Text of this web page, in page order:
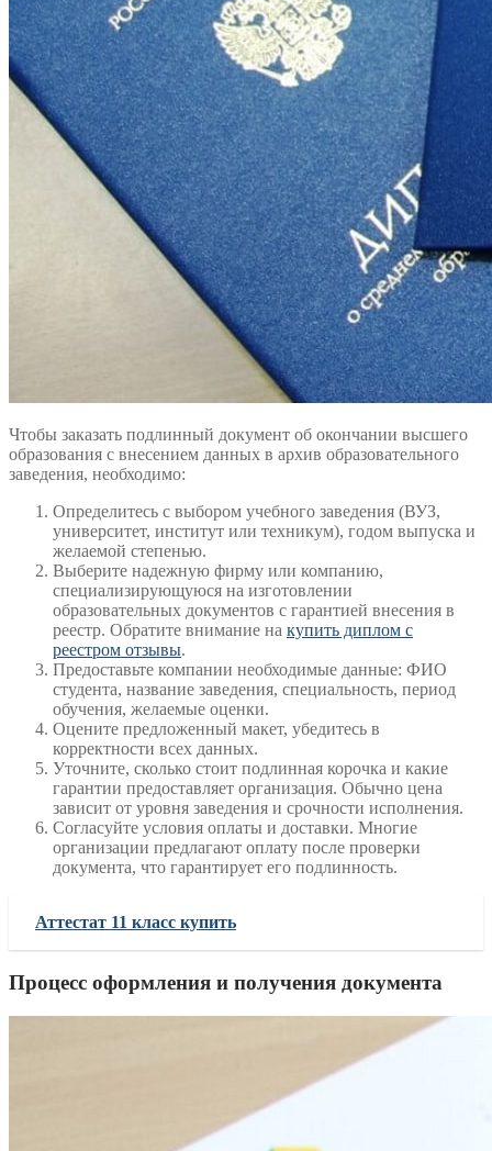
Чтобы заказать подлинный документ об окончании высшего
образования с внесением данных в архив образовательного
заведения, необходимо:
Определитесь с выбором учебного заведения (ВУЗ,
университет, институт или техникум), годом выпуска и
желаемой степенью.
Выберите надежную фирму или компанию,
специализирующуюся на изготовлении
образовательных документов с гарантией внесения в
реестр. Обратите внимание на купить диплом с
реестром отзывы.
Предоставьте компании необходимые данные: ФИО
студента, название заведения, специальность, период
обучения, желаемые оценки.
Оцените предложенный макет, убедитесь в
корректности всех данных.
Уточните, сколько стоит подлинная корочка и какие
гарантии предоставляет организация. Обычно цена
зависит от уровня заведения и срочности исполнения.
Согласуйте условия оплаты и доставки. Многие
организации предлагают оплату после проверки
документа, что гарантирует его подлинность.
Аттестат 11 класс купить
Процесс оформления и получения документа